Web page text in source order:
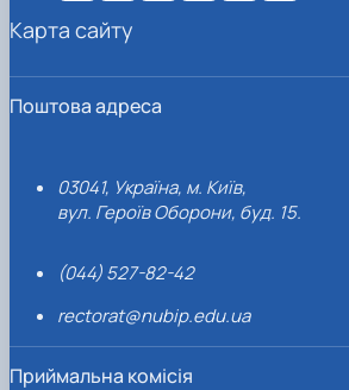
Поштова адреса
03041, Україна, м. Київ,
вул. Героїв Оборони, буд. 15.
(044) 527-82-42
rectorat@nubip.edu.ua
Приймальна комісія
Карта сайту